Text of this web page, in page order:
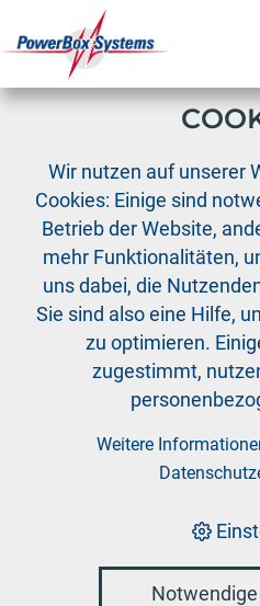
Zubehör
Umbauset Pultsender CORE
DIESE
Wir nutzen auf unserer
Cookies: Einige sind
Betrieb der Website,
mehr Funktionalitäten,
uns dabei, die
Sie sind also eine Hilfe,
zu optimieren.
zugestimmt,
Weitere